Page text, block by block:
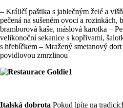
– Králičí paštika s jablečným želé a
pečená na sušeném ovoci a rozinkách,
bramborová kaše, máslová karotka –
velikonoční sekanice s kopřivami,
s hřebíčkem – Mražený smetanový
povidlovou zmrzlinou
Italská dobrota Pokud lpíte na